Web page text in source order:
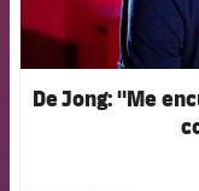
De Jong: "Me